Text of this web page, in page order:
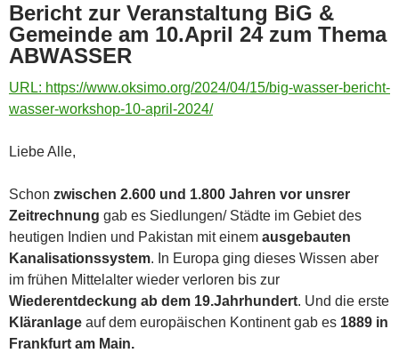
Bericht zur Veranstaltung BiG &
Gemeinde am 10.April 24 zum Thema
ABWASSER
URL: https://www.oksimo.org/2024/04/15/big-wasser-bericht-
wasser-workshop-10-april-2024/
Liebe Alle,
Schon zwischen 2.600 und 1.800 Jahren vor unsrer
Zeitrechnung gab es Siedlungen/ Städte im Gebiet des
heutigen Indien und Pakistan mit einem ausgebauten
Kanalisationssystem. In Europa ging dieses Wissen aber
im frühen Mittelalter wieder verloren bis zur
Wiederentdeckung ab dem 19.Jahrhundert. Und die erste
Kläranlage auf dem europäischen Kontinent gab es 1889 in
Frankfurt am Main.